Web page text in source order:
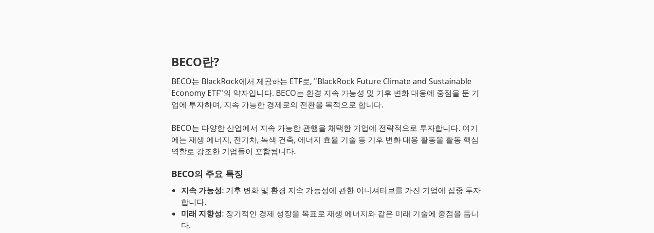
BECO란?
BECO는 BlackRock에서 제공하는 ETF로, "BlackRock Future Climate and Sustainable
Economy ETF"의 약자입니다. BECO는 환경 지속 가능성 및 기후 변화 대응에 중점을 둔 기
업에 투자하며, 지속 가능한 경제로의 전환을 목적으로 합니다.
BECO는 다양한 산업에서 지속 가능한 관행을 채택한 기업에 전략적으로 투자합니다. 여기
에는 재생 에너지, 전기차, 녹색 건축, 에너지 효율 기술 등 기후 변화 대응 활동을 활동 핵심
역할로 강조한 기업들이 포함됩니다.
BECO의 주요 특징
지속 가능성: 기후 변화 및 환경 지속 가능성에 관한 이니셔티브를 가진 기업에 집중 투자
합니다.
미래 지향성: 장기적인 경제 성장을 목표로 재생 에너지와 같은 미래 기술에 중점을 둡니
다.